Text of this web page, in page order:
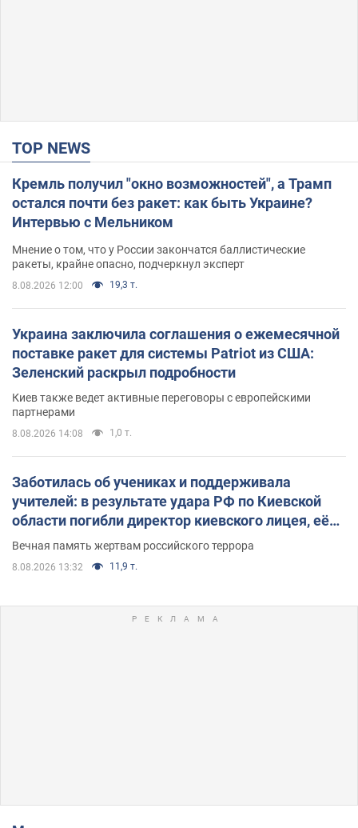
TOP NEWS
Кремль получил "окно возможностей", а Трамп
остался почти без ракет: как быть Украине?
Интервью с Мельником
Мнение о том, что у России закончатся баллистические
ракеты, крайне опасно, подчеркнул эксперт
8.08.2026 12:00 19,3 т.
Украина заключила соглашения о ежемесячной
поставке ракет для системы Patriot из США:
Зеленский раскрыл подробности
Киев также ведет активные переговоры с европейскими
партнерами
8.08.2026 14:08 1,0 т.
Заботилась об учениках и поддерживала
учителей: в результате удара РФ по Киевской
области погибли директор киевского лицея, её
муж и внук
Вечная память жертвам российского террора
8.08.2026 13:32 11,9 т.